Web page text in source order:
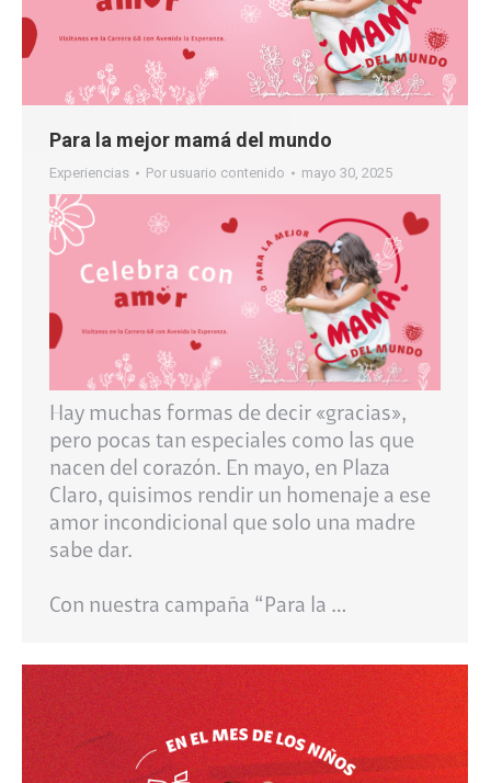
Para la mejor mamá del mundo
Experiencias Por usuario contenido mayo 30, 2025
Hay muchas formas de decir «gracias»,
pero pocas tan especiales como las que
nacen del corazón. En mayo, en Plaza
Claro, quisimos rendir un homenaje a ese
amor incondicional que solo una madre
sabe dar.
Con nuestra campaña “Para la …